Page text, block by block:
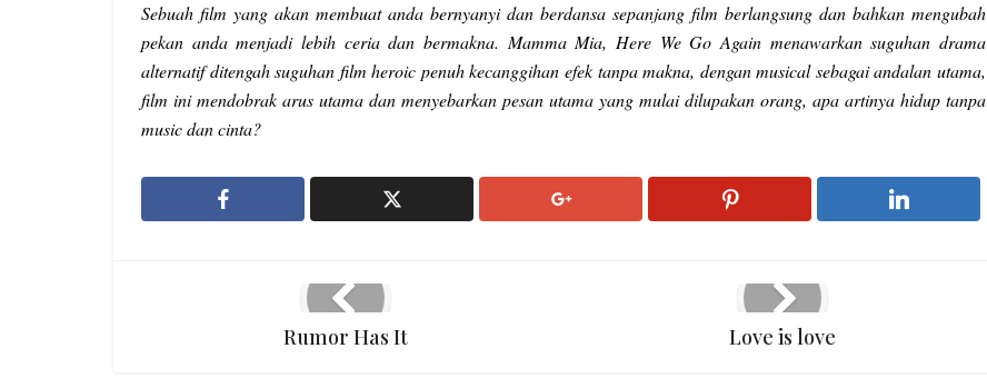
Sebuah film yang akan membuat anda bernyanyi dan berdansa sepanjang film berlangsung dan bahkan mengubah
pekan anda menjadi lebih ceria dan bermakna. Mamma Mia, Here We Go Again menawarkan suguhan drama
alternatif ditengah suguhan film heroic penuh kecanggihan efek tanpa makna, dengan musical sebagai andalan utama,
film ini mendobrak arus utama dan menyebarkan pesan utama yang mulai dilupakan orang, apa artinya hidup tanpa
music dan cinta?
Rumor Has It Love is love